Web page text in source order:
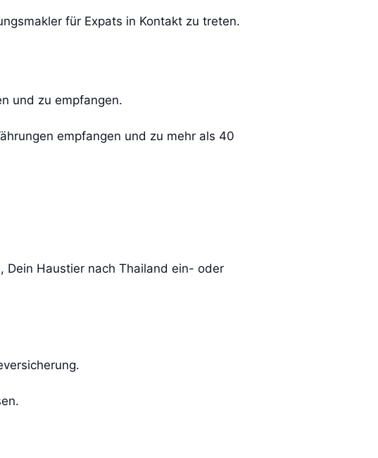
für Expats in Kontakt zu treten.
und zu empfangen.
empfangen und zu mehr als 40
Dein Haustier nach Thailand ein- oder